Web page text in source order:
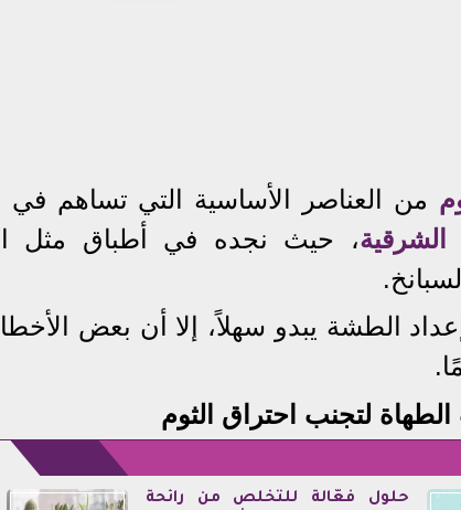
من العناصر الأساسية التي تساهم في
الشرقية، حيث نجده في أطباق مثل
الطشة يبدو سهلاً، إلا أن بعض
لتجنب احتراق الثوم
حلول فعّالة للتخلص من رائحة